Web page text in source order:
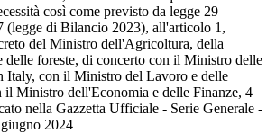
così come previsto da legge 29
(legge di Bilancio 2023), all'articolo 1,
del Ministro dell'Agricoltura, della
delle foreste, di concerto con il Ministro delle
Italy, con il Ministro del Lavoro e delle
il Ministro dell'Economia e delle Finanze, 4
nella Gazzetta Ufficiale - Serie Generale -
2024